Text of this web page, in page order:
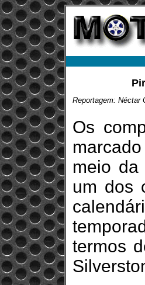
Reportagem: Néctar
Os
meio
um dos
termos